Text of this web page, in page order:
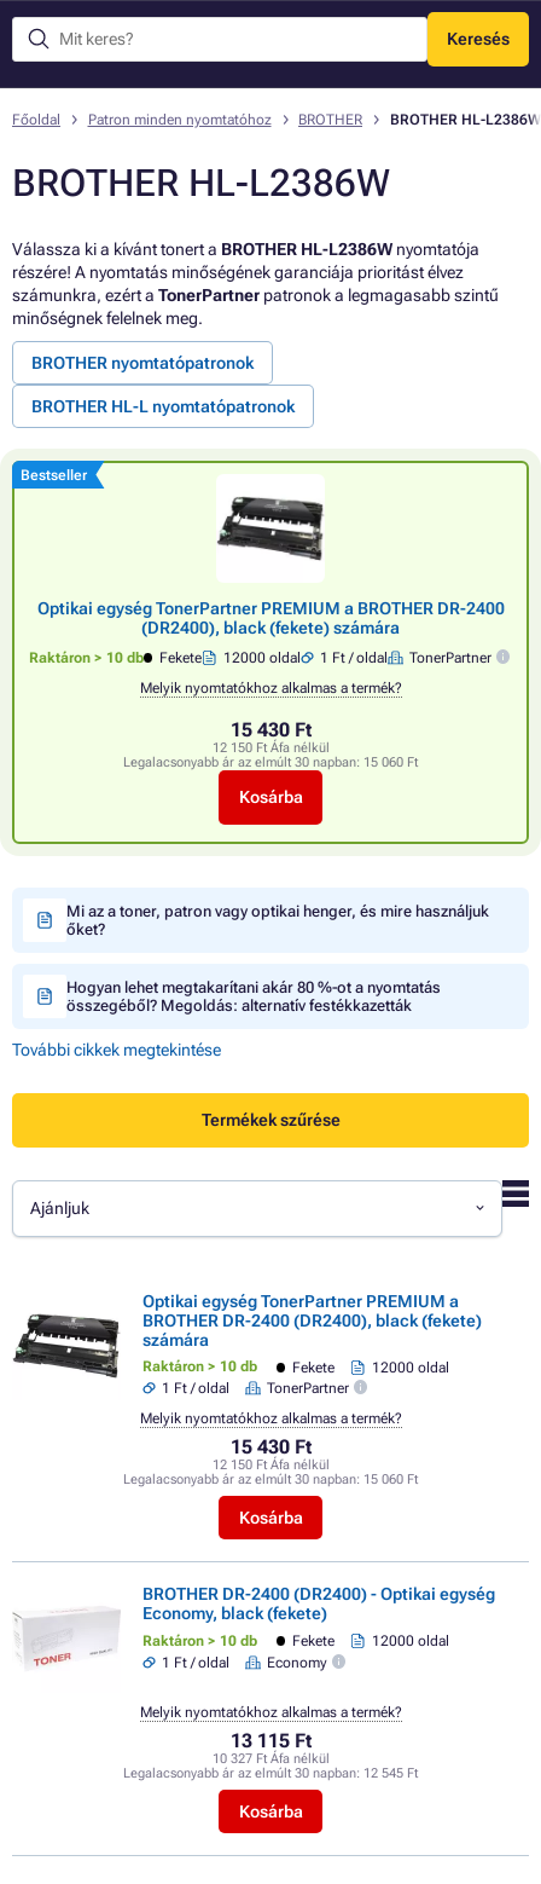
Keresés
Menü
Főoldal Patron minden nyomtatóhoz BROTHER BROTHER HL-L2386W
BROTHER HL-L2386W
Válassza ki a kívánt tonert a BROTHER HL-L2386W nyomtatója
részére! A nyomtatás minőségének garanciája prioritást élvez
számunkra, ezért a TonerPartner patronok a legmagasabb szintű
minőségnek felelnek meg.
BROTHER nyomtatópatronok
BROTHER HL-L nyomtatópatronok
Bestseller
Optikai egység TonerPartner PREMIUM a BROTHER DR-2400
(DR2400), black (fekete) számára
Raktáron > 10 db Fekete 12000 oldal 1 Ft / oldal
TonerPartner
Melyik nyomtatókhoz alkalmas a termék?
15 430 Ft
12 150 Ft Áfa nélkül
Legalacsonyabb ár az elmúlt 30 napban: 15 060 Ft
Kosárba
Mi az a toner, patron vagy optikai henger, és mire használjuk
őket?
Hogyan lehet megtakarítani akár 80 %-ot a nyomtatás
összegéből? Megoldás: alternatív festékkazetták
További cikkek megtekintése
Termékek szűrése
Ajánljuk
Optikai egység TonerPartner PREMIUM a
BROTHER DR-2400 (DR2400), black (fekete)
számára
Raktáron > 10 db Fekete
12000 oldal
1 Ft / oldal
TonerPartner
15 430 Ft
12 150 Ft Áfa nélkül
Legalacsonyabb ár az elmúlt 30 napban: 15 060 Ft
Kosárba
Melyik nyomtatókhoz alkalmas a termék?
BROTHER DR-2400 (DR2400) - Optikai egység
Economy, black (fekete)
Raktáron > 10 db Fekete
12000 oldal
1 Ft / oldal
Economy
13 115 Ft
10 327 Ft Áfa nélkül
Legalacsonyabb ár az elmúlt 30 napban: 12 545 Ft
Kosárba
Melyik nyomtatókhoz alkalmas a termék?